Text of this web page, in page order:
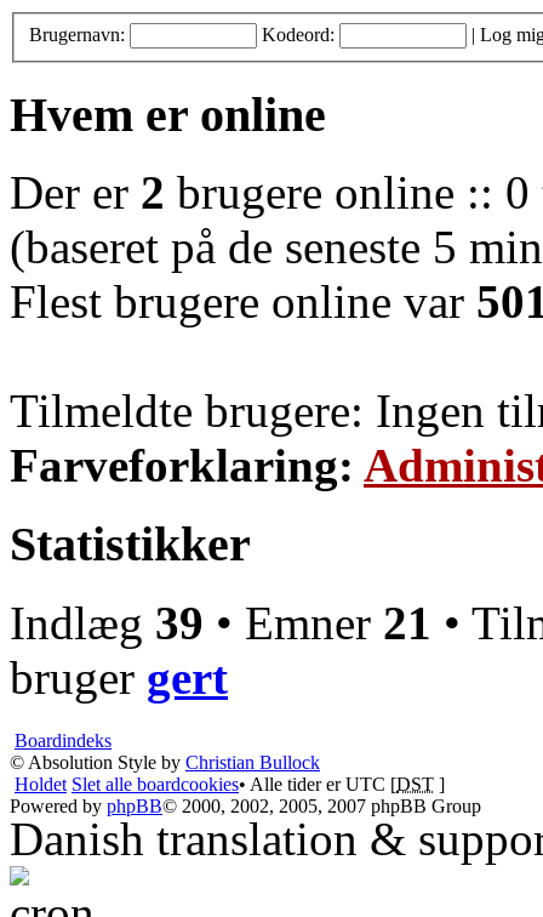
Brugernavn: Kodeord: | Log
Hvem er online
Der er 2 brugere online ::
(baseret på de seneste 5
Flest brugere online var
Tilmeldte brugere: Ingen
Farveforklaring:
Statistikker
Indlæg 39 • Emner 21 •
bruger gert
Boardindeks
© Absolution Style by Christian Bullock
Holdet Slet alle boardcookies• Alle tider er UTC [DST ]
Powered by phpBB© 2000, 2002, 2005, 2007 phpBB Group
Danish translation &